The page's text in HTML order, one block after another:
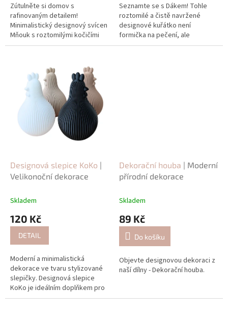
Zútulněte si domov s
rafinovaným detailem!
Minimalistický designový svícen
Mňouk s roztomilými kočičími
oušky zaručeně vykouzlí úsměv
Seznamte se s Dákem! Tohle
roztomilé a čistě navržené
designové kuřátko není
formička na pečení, ale
nádherná jarní dekorace.
Designová slepice KoKo |
Velikonoční dekorace
Skladem
120 Kč
DETAIL
Moderní a minimalistická
dekorace ve tvaru stylizované
slepičky. Designová slepice
KoKo je ideálním doplňkem pro
stylovou jarní a velikonoční
Dekorační houba | Moderní
přírodní dekorace
Skladem
89 Kč
Do košíku
Objevte designovou dekoraci z
naší dílny - Dekorační houba.